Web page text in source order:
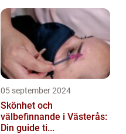
05 september 2024
Skönhet och
välbefinnande i Västerås:
Din guide ti...